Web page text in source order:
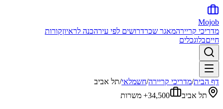
Mojob
מדריכי קריירהמאגר שכרדרושים לפי עירהכנה לראיוןקורות
חייםבלוגכלים
דף הבית/מדריכי קריירה/חשמלאי/תל אביב
תל אביב
34,500+ משרות